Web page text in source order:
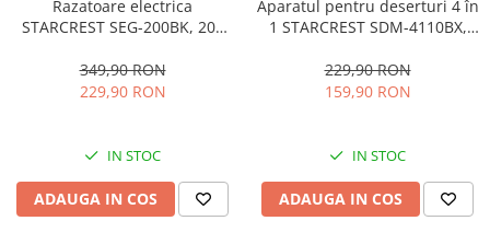
Razatoare electrica
STARCREST SEG-200BK, 200
349,90 RON
229,90 RON
IN STOC
ADAUGA IN COS
Aparatul pentru deserturi 4 în
1 STARCREST SDM-4110BX,
invelis ceramic pentru vafe,
nuci, gogosi si smile
229,90 RON
159,90 RON
IN STOC
ADAUGA IN COS